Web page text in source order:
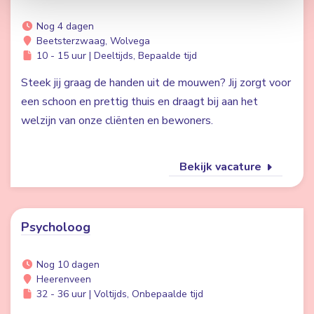
Nog 4 dagen
Beetsterzwaag, Wolvega
10 - 15 uur | Deeltijds, Bepaalde tijd
Steek jij graag de handen uit de mouwen? Jij zorgt voor
een schoon en prettig thuis en draagt bij aan het
welzijn van onze cliënten en bewoners.
Bekijk vacature
Psycholoog
Nog 10 dagen
Heerenveen
32 - 36 uur | Voltijds, Onbepaalde tijd